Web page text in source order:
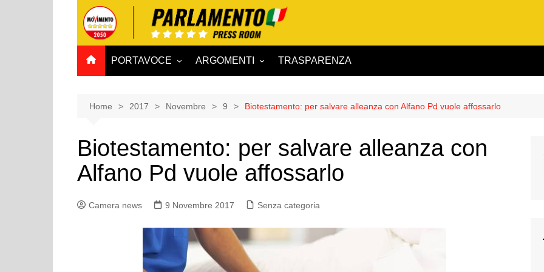
PORTAVOCE
SENATO
ARGOMENTI
Affari esteri
Agricoltura e agroalimentare
Ambiente e Territorio
Attività produttive
Bilancio
Comunicazioni e Vigilanza
Rai
TRASPARENZA
Home 2017 Novembre 9 Biotestamento: per salvare alleanza con Alfano Pd vuole affossarlo
Biotestamento: per salvare alleanza con
Alfano Pd vuole affossarlo
Camera news 9 Novembre 2017 Senza categoria